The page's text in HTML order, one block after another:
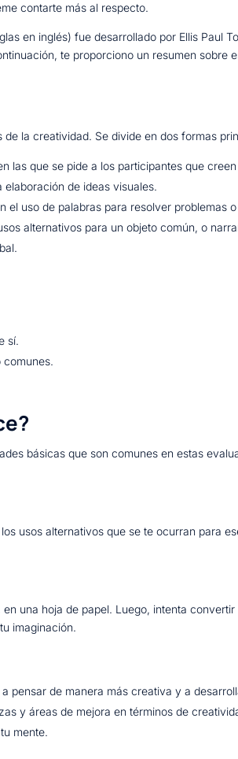
contarte más al respecto.
en inglés) fue desarrollado por Ellis Paul
te proporciono un resumen sobre
la creatividad. Se divide en dos formas
las que se pide a los participantes que
de ideas visuales.
el uso de palabras para resolver problemas
alternativos para un objeto común, o
sí.
comunes.
básicas que son comunes en estas
usos alternativos que se te ocurran para
una hoja de papel. Luego, intenta
imaginación.
pensar de manera más creativa y a
y áreas de mejora en términos de
mente.